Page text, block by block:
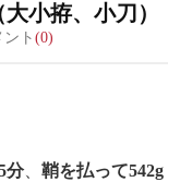
小拵、小刀）
ント(0)
分、鞘を払って542g